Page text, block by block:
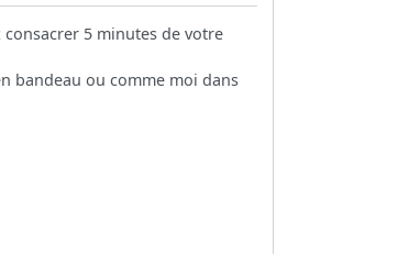
5 minutes de votre
bandeau ou comme moi dans